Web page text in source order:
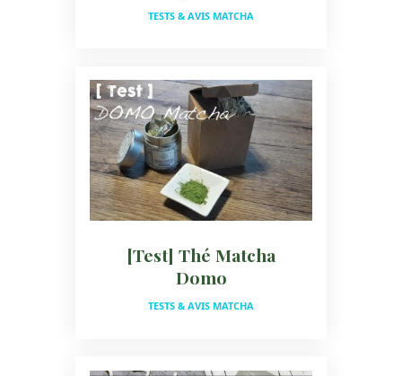
TESTS & AVIS MATCHA
[Test] Thé Matcha
Domo
TESTS & AVIS MATCHA